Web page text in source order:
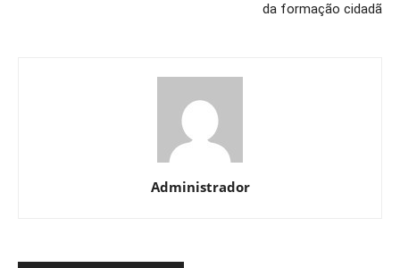
da formação cidadã
Administrador